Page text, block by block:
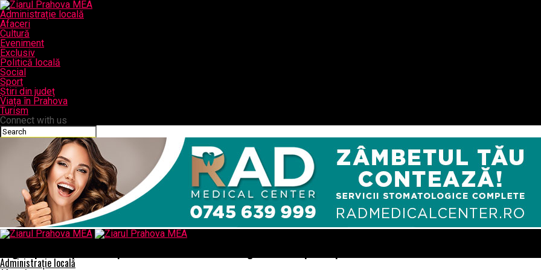
Administrație locală
Afaceri
Cultură
Eveniment
Exclusiv
Politică locală
Social
Sport
Știri din județ
Viața în Prahova
Turism
Connect with us
Administrație locală